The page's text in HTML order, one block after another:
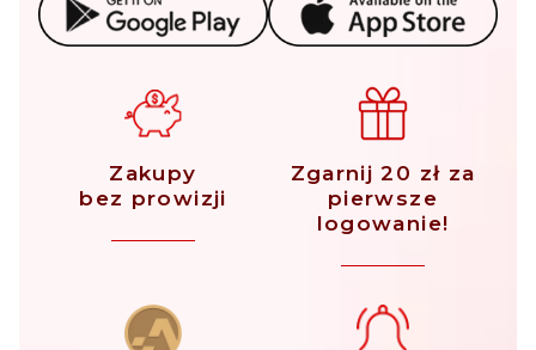
Zakupy
bez prowizji
Zgarnij 20 zł za
pierwsze
logowanie!